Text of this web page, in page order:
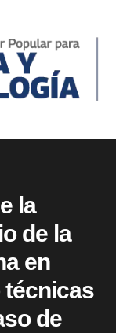
la
de la
en
técnicas
de